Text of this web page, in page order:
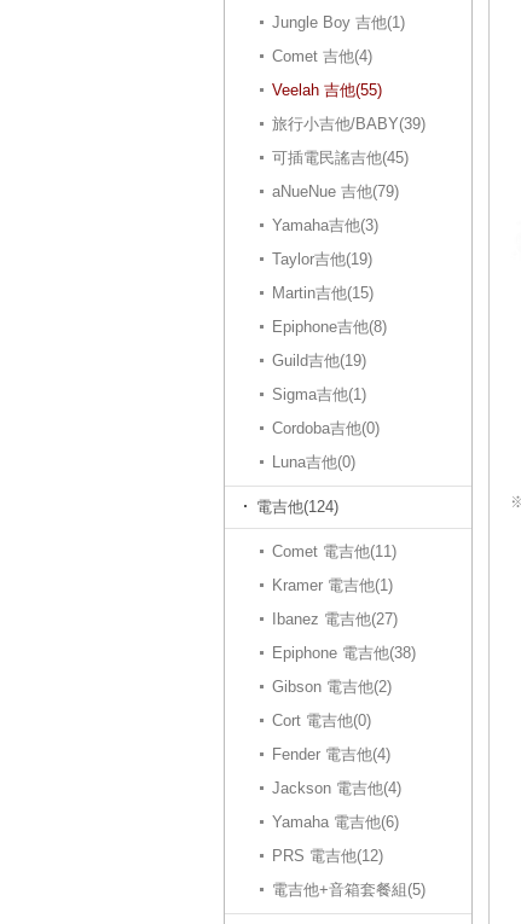
Jungle Boy 吉他(1)
Comet 吉他(4)
Veelah 吉他(55)
旅行小吉他/BABY(39)
可插電民謠吉他(45)
aNueNue 吉他(79)
Yamaha吉他(3)
Taylor吉他(19)
Martin吉他(15)
Epiphone吉他(8)
Guild吉他(19)
Sigma吉他(1)
Cordoba吉他(0)
Luna吉他(0)
電吉他(124)
Comet 電吉他(11)
Kramer 電吉他(1)
Ibanez 電吉他(27)
Epiphone 電吉他(38)
Gibson 電吉他(2)
Cort 電吉他(0)
Fender 電吉他(4)
Jackson 電吉他(4)
Yamaha 電吉他(6)
PRS 電吉他(12)
電吉他+音箱套餐組(5)